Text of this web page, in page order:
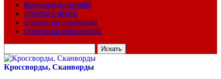
Кроссворды онлайн
Ответы к играм
Ответы на сканворды
Ответы на кроссворды
для:
Кроссворды, Сканворды